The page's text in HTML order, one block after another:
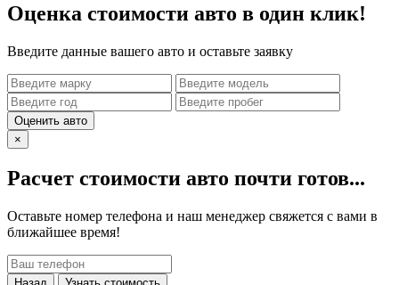
Оценка стоимости авто в один клик!
Введите данные вашего авто и оставьте заявку
Оценить авто
×
Расчет стоимости авто почти готов...
Оставьте номер телефона и наш менеджер свяжется с вами в
ближайшее время!